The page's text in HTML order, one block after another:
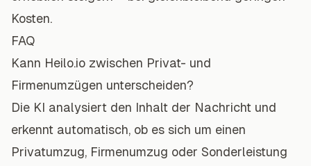
Kosten.
FAQ
Kann Heilo.io zwischen Privat- und
Firmenumzügen unterscheiden?
Die KI analysiert den Inhalt der Nachricht und
erkennt automatisch, ob es sich um einen
Privatumzug, Firmenumzug oder Sonderleistung